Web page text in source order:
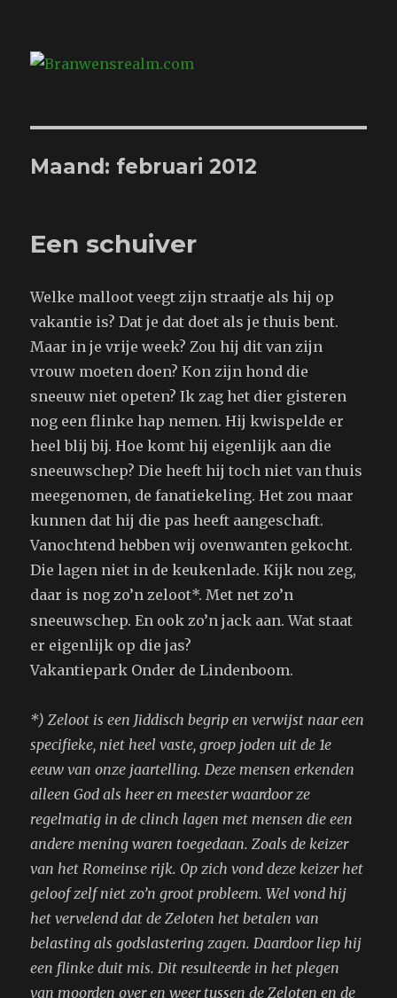
Branwensrealm.com
Maand: februari 2012
Een schuiver
Welke malloot veegt zijn straatje als hij op
vakantie is? Dat je dat doet als je thuis bent.
Maar in je vrije week? Zou hij dit van zijn
vrouw moeten doen? Kon zijn hond die
sneeuw niet opeten? Ik zag het dier gisteren
nog een flinke hap nemen. Hij kwispelde er
heel blij bij. Hoe komt hij eigenlijk aan die
sneeuwschep? Die heeft hij toch niet van thuis
meegenomen, de fanatiekeling. Het zou maar
kunnen dat hij die pas heeft aangeschaft.
Vanochtend hebben wij ovenwanten gekocht.
Die lagen niet in de keukenlade. Kijk nou zeg,
daar is nog zo’n zeloot*. Met net zo’n
sneeuwschep. En ook zo’n jack aan. Wat staat
er eigenlijk op die jas?
Vakantiepark Onder de Lindenboom.
*) Zeloot is een Jiddisch begrip en verwijst naar een
specifieke, niet heel vaste, groep joden uit de 1e
eeuw van onze jaartelling. Deze mensen erkenden
alleen God als heer en meester waardoor ze
regelmatig in de clinch lagen met mensen die een
andere mening waren toegedaan. Zoals de keizer
van het Romeinse rijk. Op zich vond deze keizer het
geloof zelf niet zo’n groot probleem. Wel vond hij
het vervelend dat de Zeloten het betalen van
belasting als godslastering zagen. Daardoor liep hij
een flinke duit mis. Dit resulteerde in het plegen
van moorden over en weer tussen de Zeloten en de